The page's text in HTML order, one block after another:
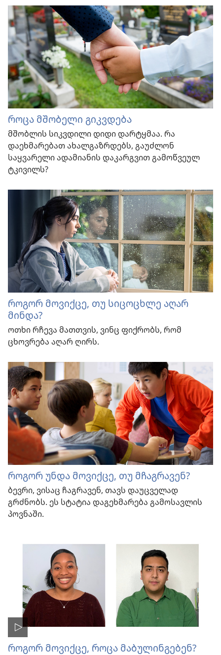
როცა მშობელი გიკვდება
მშობლის სიკვდილი დიდი დარტყმაა. რა
დაეხმარებათ ახალგაზრდებს, გაუძლონ
საყვარელი ადამიანის დაკარგვით გამოწვეულ
ტკივილს?
როგორ მოვიქცე, თუ სიცოცხლე აღარ
მინდა?
ოთხი რჩევა მათთვის, ვინც ფიქრობს, რომ
ცხოვრება აღარ ღირს.
როგორ უნდა მოვიქცე, თუ მჩაგრავენ?
ბევრი, ვისაც ჩაგრავენ, თავს დაუცველად
გრძნობს. ეს სტატია დაგეხმარება გამოსავლის
პოვნაში.
როგორ მოვიქცე, როცა მაბულინგებენ?